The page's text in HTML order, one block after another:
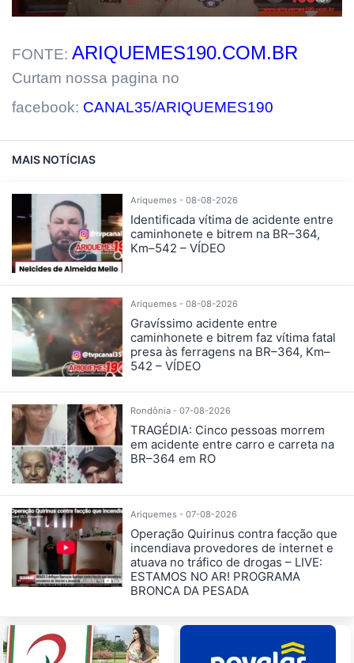
FONTE: ARIQUEMES190.COM.BR
Curtam nossa pagina no
facebook: CANAL35/ARIQUEMES190
MAIS NOTÍCIAS
Ariquemes - 08-08-2026
Identificada vítima de acidente entre
caminhonete e bitrem na BR–364,
Km–542 – VÍDEO
Ariquemes - 08-08-2026
Gravíssimo acidente entre
caminhonete e bitrem faz vítima fatal
presa às ferragens na BR–364, Km–
542 – VÍDEO
Rondônia - 07-08-2026
TRAGÉDIA: Cinco pessoas morrem
em acidente entre carro e carreta na
BR–364 em RO
Ariquemes - 07-08-2026
Operação Quirinus contra facção que
incendiava provedores de internet e
atuava no tráfico de drogas – LIVE:
ESTAMOS NO AR! PROGRAMA
BRONCA DA PESADA